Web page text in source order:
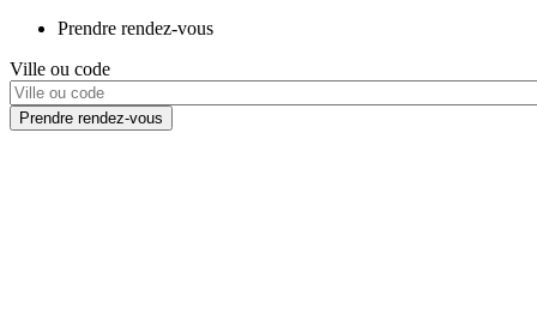
Prendre rendez-vous
Ville ou code